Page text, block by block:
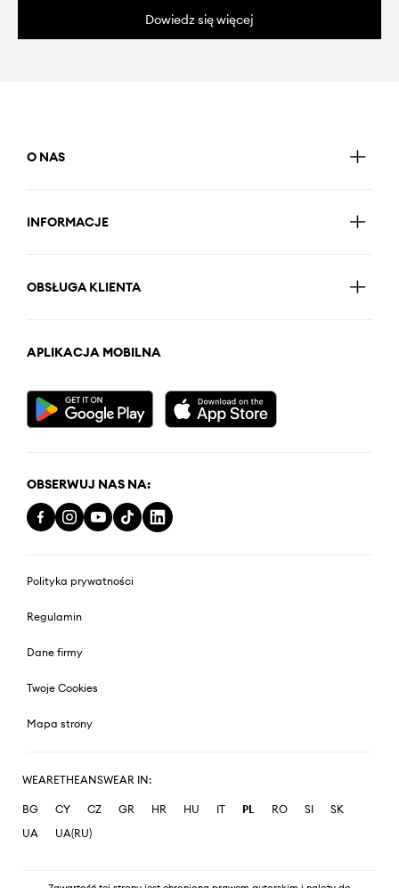
Dowiedz się więcej
O NAS
INFORMACJE
OBSŁUGA KLIENTA
APLIKACJA MOBILNA
OBSERWUJ NAS NA:
Polityka prywatności
Regulamin
Dane firmy
Twoje Cookies
Mapa strony
WEARETHEANSWEAR IN:
BG CY CZ GR HR HU IT PL RO SI
SK
UA
UA(RU)